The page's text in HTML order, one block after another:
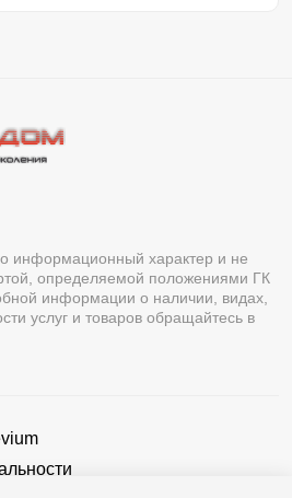
информационный характер и не
определяемой положениями ГК
информации о наличии, видах,
услуг и товаров обращайтесь в